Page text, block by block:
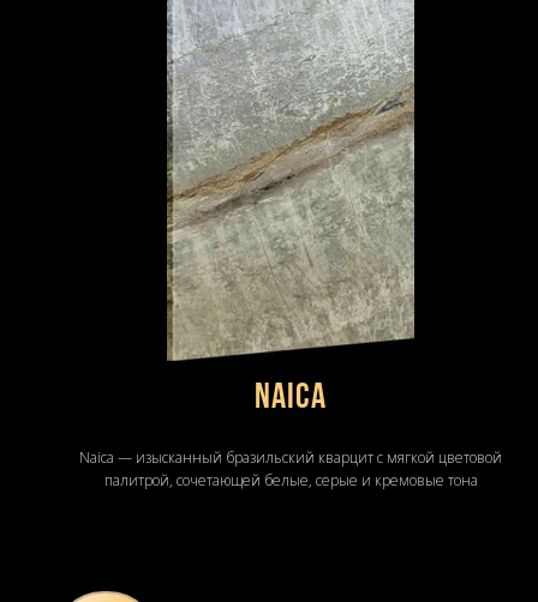
Naica
Naica — изысканный бразильский кварцит с мягкой цветовой
палитрой, сочетающей белые, серые и кремовые тона